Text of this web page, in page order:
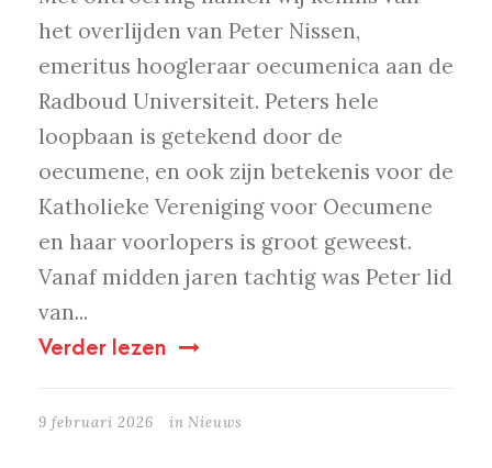
het overlijden van Peter Nissen,
emeritus hoogleraar oecumenica aan de
Radboud Universiteit. Peters hele
loopbaan is getekend door de
oecumene, en ook zijn betekenis voor de
Katholieke Vereniging voor Oecumene
en haar voorlopers is groot geweest.
Vanaf midden jaren tachtig was Peter lid
van...
Verder lezen
9 februari 2026 in Nieuws